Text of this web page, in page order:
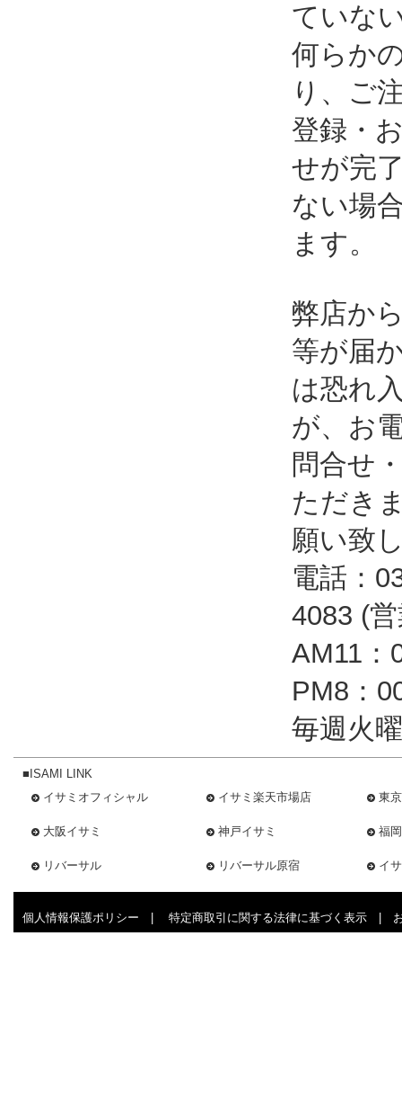
ていな
何らか
り、ご
登録・
せが完
ない場
ます。
弊店か
等が届
は恐れ
が、お
問合せ
ただき
願い致
電話：
4083 (
AM11：
PM8：
毎週火
■ISAMI LINK
イサミオフィシャル
イサミ楽天市場店 東
大阪イサミ 神戸イサミ 福
リバーサル リバーサル原宿 イ
個人情報保護ポリシー 特定商取引に関する法律に基づく表示